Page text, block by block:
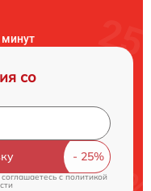
минут
со
cполитикой